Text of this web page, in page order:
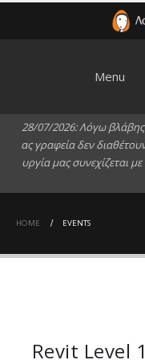
Menu
28/07/2026:Λόγω βλάβης
ας γραφεία δεν διαθέτου
υργία μας συνεχίζεται με
HOME EVENTS
Revit Level 1